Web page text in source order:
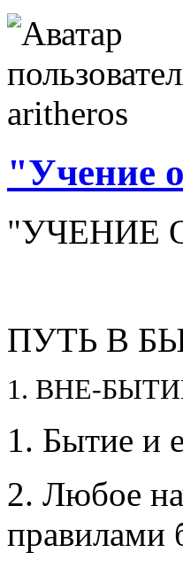
"Учение
"УЧЕНИЕ
ПУТЬ В
1. ВНЕ-
1. Бытие и
2. Любое
правилами